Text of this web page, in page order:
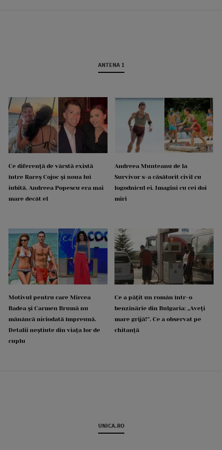
ANTENA 1
Ce diferență de vârstă există
între Rareș Cojoc și noua lui
iubită. Andreea Popescu era mai
mare decât el
Andreea Munteanu de la
Survivor s-a căsătorit civil cu
logodnicul ei. Imagini cu cei doi
miri
Motivul pentru care Mircea
Badea și Carmen Brumă nu
mănâncă niciodată împreună.
Detalii neștiute din viața lor de
cuplu
Ce a pățit un român într-o
benzinărie din Bulgaria: „Aveți
mare grijă!”. Ce a observat pe
chitanță
UNICA.RO